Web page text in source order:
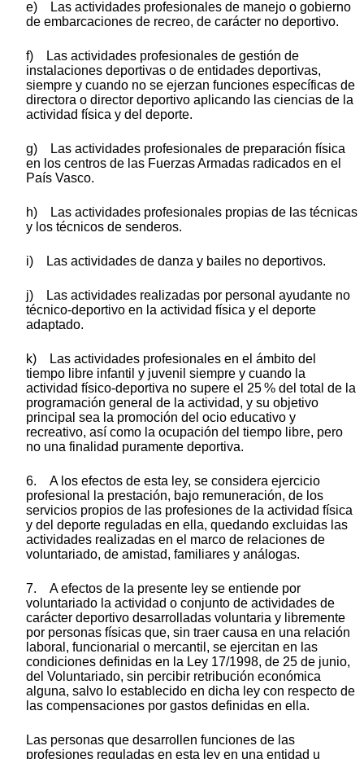
e) Las actividades profesionales de manejo o gobierno
de embarcaciones de recreo, de carácter no deportivo.
f) Las actividades profesionales de gestión de
instalaciones deportivas o de entidades deportivas,
siempre y cuando no se ejerzan funciones específicas de
directora o director deportivo aplicando las ciencias de la
actividad física y del deporte.
g) Las actividades profesionales de preparación física
en los centros de las Fuerzas Armadas radicados en el
País Vasco.
h) Las actividades profesionales propias de las técnicas
y los técnicos de senderos.
i) Las actividades de danza y bailes no deportivos.
j) Las actividades realizadas por personal ayudante no
técnico-deportivo en la actividad física y el deporte
adaptado.
k) Las actividades profesionales en el ámbito del
tiempo libre infantil y juvenil siempre y cuando la
actividad físico-deportiva no supere el 25 % del total de la
programación general de la actividad, y su objetivo
principal sea la promoción del ocio educativo y
recreativo, así como la ocupación del tiempo libre, pero
no una finalidad puramente deportiva.
6. A los efectos de esta ley, se considera ejercicio
profesional la prestación, bajo remuneración, de los
servicios propios de las profesiones de la actividad física
y del deporte reguladas en ella, quedando excluidas las
actividades realizadas en el marco de relaciones de
voluntariado, de amistad, familiares y análogas.
7. A efectos de la presente ley se entiende por
voluntariado la actividad o conjunto de actividades de
carácter deportivo desarrolladas voluntaria y libremente
por personas físicas que, sin traer causa en una relación
laboral, funcionarial o mercantil, se ejercitan en las
condiciones definidas en la Ley 17/1998, de 25 de junio,
del Voluntariado, sin percibir retribución económica
alguna, salvo lo establecido en dicha ley con respecto de
las compensaciones por gastos definidas en ella.
Las personas que desarrollen funciones de las
profesiones reguladas en esta ley en una entidad u